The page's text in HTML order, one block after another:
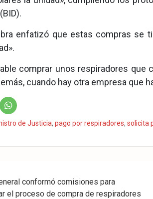
enfatizó que estas compras se
comprar unos respiradores
cuando hay otra empresa que
Wha de Justicia, pago por respiradores, solicita
conformó comisiones para
el proceso de compra de respiradores